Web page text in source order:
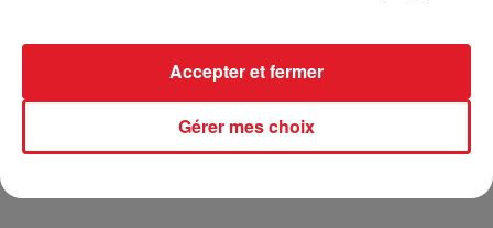
En attendant, l’enquête continue. Aucune piste n’est
Gérer mes choix
Accepter et fermer